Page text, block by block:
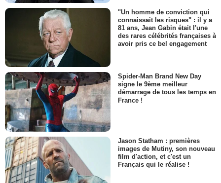
"Un homme de conviction qui
connaissait les risques" : il y a
81 ans, Jean Gabin était l'une
des rares célébrités françaises à
avoir pris ce bel engagement
Spider-Man Brand New Day
signe le 9ème meilleur
démarrage de tous les temps en
France !
Jason Statham : premières
images de Mutiny, son nouveau
film d'action, et c'est un
Français qui le réalise !